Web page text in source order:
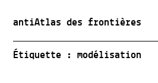
antiAtlas des frontières
Étiquette :modélisation